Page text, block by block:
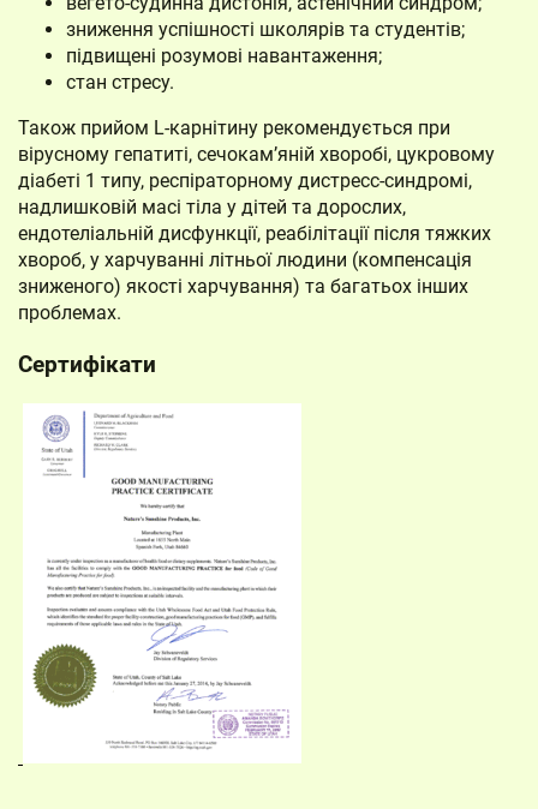
зниження успішності школярів та студентів;
підвищені розумові навантаження;
стан стресу.
Також прийом L-карнітину рекомендується при
вірусному гепатиті, сечокам’яній хворобі, цукровому
діабеті 1 типу, респіраторному дистресс-синдромі,
надлишковій масі тіла у дітей та дорослих,
ендотеліальній дисфункції, реабілітації після тяжких
хвороб, у харчуванні літньої людини (компенсація
зниженого) якості харчування) та багатьох інших
проблемах.
Сертифікати